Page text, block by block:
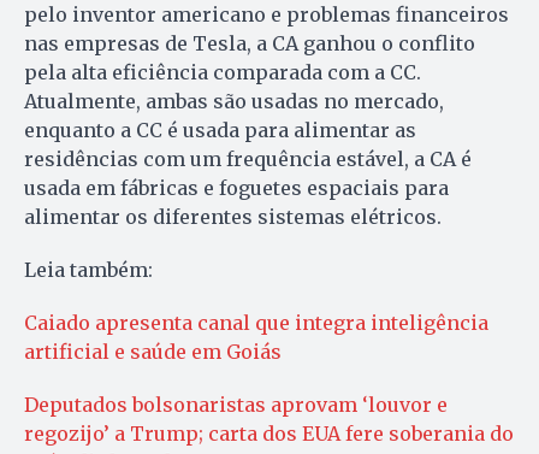
pelo inventor americano e problemas financeiros
nas empresas de Tesla, a CA ganhou o conflito
pela alta eficiência comparada com a CC.
Atualmente, ambas são usadas no mercado,
enquanto a CC é usada para alimentar as
residências com um frequência estável, a CA é
usada em fábricas e foguetes espaciais para
alimentar os diferentes sistemas elétricos.
Leia também:
Caiado apresenta canal que integra inteligência
artificial e saúde em Goiás
Deputados bolsonaristas aprovam ‘louvor e
regozijo’ a Trump; carta dos EUA fere soberania do